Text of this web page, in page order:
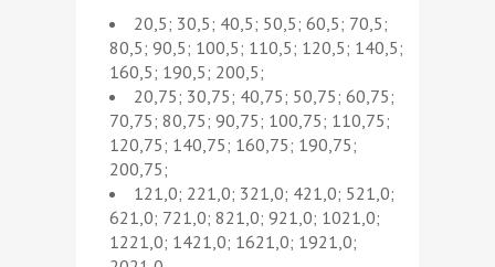
20,5; 30,5; 40,5; 50,5; 60,5; 70,5;
80,5; 90,5; 100,5; 110,5; 120,5; 140,5;
160,5; 190,5; 200,5;
20,75; 30,75; 40,75; 50,75; 60,75;
70,75; 80,75; 90,75; 100,75; 110,75;
120,75; 140,75; 160,75; 190,75;
200,75;
121,0; 221,0; 321,0; 421,0; 521,0;
621,0; 721,0; 821,0; 921,0; 1021,0;
1221,0; 1421,0; 1621,0; 1921,0;